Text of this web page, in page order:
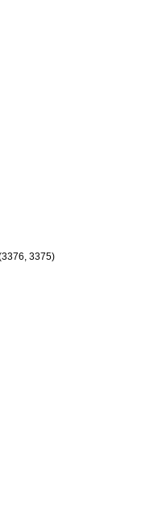
3375)